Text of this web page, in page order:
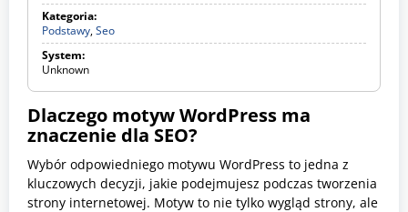
Kategoria:
Podstawy,Seo
o
t
w
y
,
S
o
System:
Unknown
Dlaczego motyw WordPress ma
znaczenie dla SEO?
Wybór odpowiedniego motywu WordPress to jedna z
kluczowych decyzji, jakie podejmujesz podczas tworzenia
strony internetowej. Motyw to nie tylko wygląd strony, ale